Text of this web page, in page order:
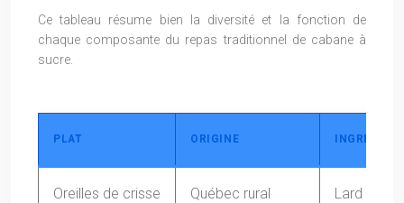
Ce tableau résume bien la diversité et la fonction de
chaque composante du repas traditionnel de cabane à
sucre.
PLAT ORIGINE
Oreilles de crisse Québec rural Lard salé